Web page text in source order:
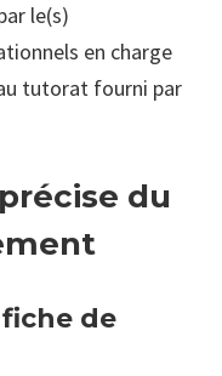
le(s)
en charge
tutorat fourni par
du
de